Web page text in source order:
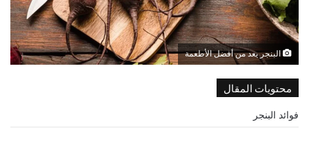
البنجر يعد من أفضل الأطعمة
محتويات المقال
فوائد البنجر